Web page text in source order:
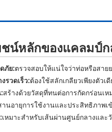
น์หลักของแคลมป์ก
ภัย:ตรวจสอบให้แน่ใจว่าท่อหรือสา
รวดเร็ว:ต้องใช้สลักเกลียวเพียงตัว
สร้างด้วยวัสดุที่ทนต่อการกัดกร่อนเ
านอายุการใช้งานและประสิทธิภาพ
เหมาะสำหรับเส้นผ่านศูนย์กลางและ